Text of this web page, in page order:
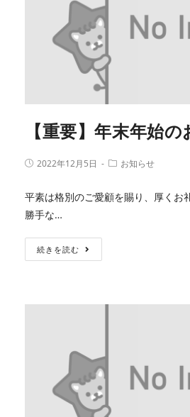
【重要】年末年始
2022年12月5日 お知らせ
平素は格別のご愛顧を賜り、厚くお
勝手な…
続きを読む